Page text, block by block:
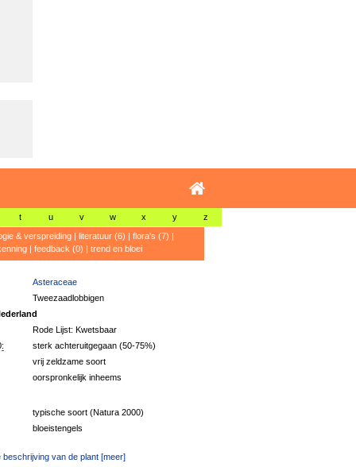
t u v w x y z
& verspreiding| literatuur (6) | flora's (7) |
| feedback (0) | trend en bloei
Asteraceae
Tweezaadlobbigen
Rode Lijst: Kwetsbaar
sterk achteruitgegaan (50-75%)
vrij zeldzame soort
oorspronkelijk inheems
typische soort (Natura 2000)
bloeistengels
beschrijving van de plant [meer]